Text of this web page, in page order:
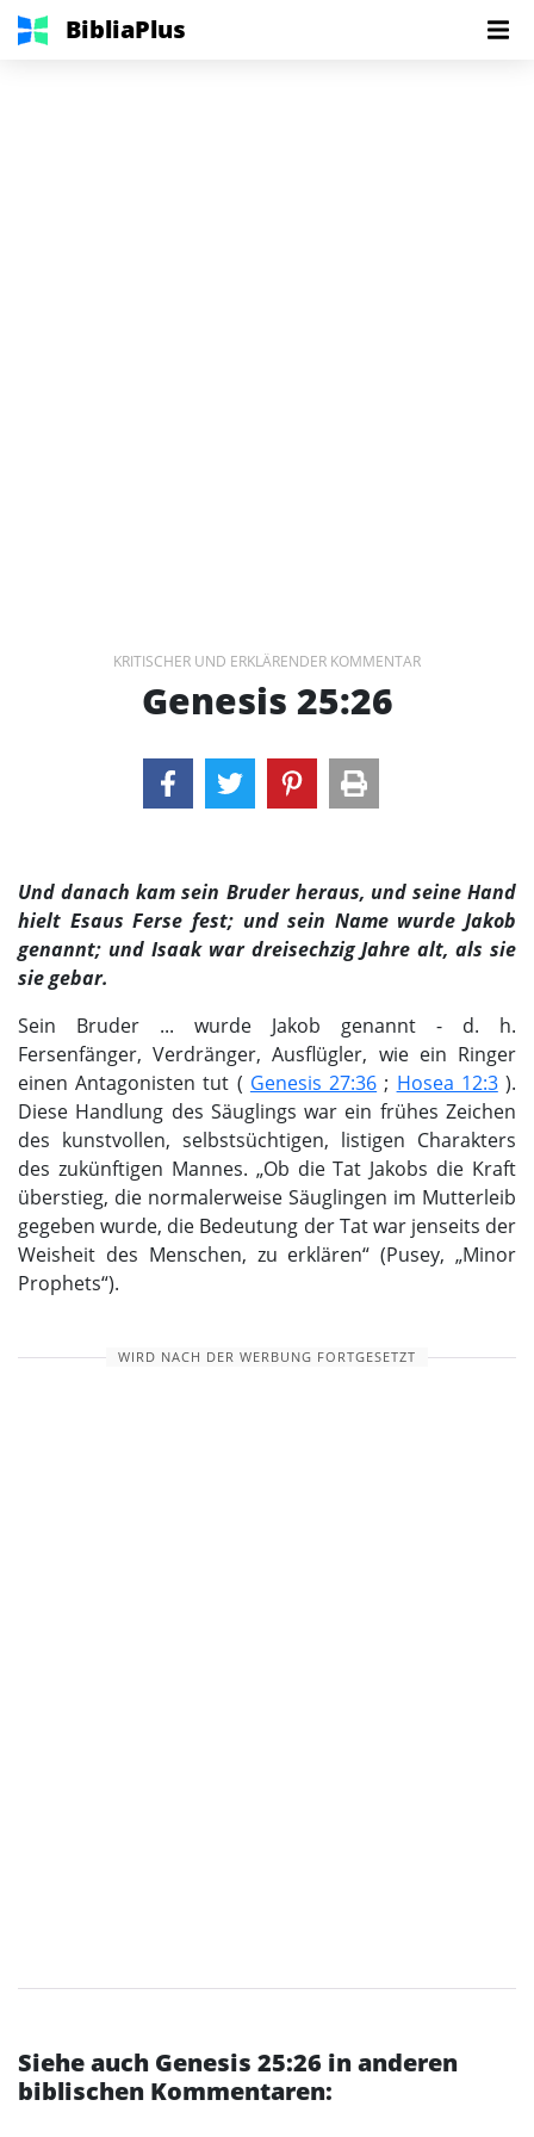
BibliaPlus
KRITISCHER UND ERKLÄRENDER KOMMENTAR
Genesis 25:26
Und danach kam sein Bruder heraus, und seine Hand
hielt Esaus Ferse fest; und sein Name wurde Jakob
genannt; und Isaak war dreisechzig Jahre alt, als sie
sie gebar.
Sein Bruder ... wurde Jakob genannt - d. h.
Fersenfänger, Verdränger, Ausflügler, wie ein Ringer
einen Antagonisten tut ( Genesis 27:36 ; Hosea 12:3).
Diese Handlung des Säuglings war ein frühes Zeichen
des kunstvollen, selbstsüchtigen, listigen Charakters
des zukünftigen Mannes. „Ob die Tat Jakobs die Kraft
überstieg, die normalerweise Säuglingen im Mutterleib
gegeben wurde, die Bedeutung der Tat war jenseits der
Weisheit des Menschen, zu erklären“ (Pusey, „Minor
Prophets“).
WIRD NACH DER WERBUNG FORTGESETZT
Siehe auch Genesis 25:26 in anderen
biblischen Kommentaren: